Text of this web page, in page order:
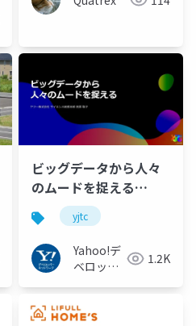
ビッグデータから人々
のムードを捉える
#yjtc yjtc
Yahoo!デ
ベロッパ
1.2K